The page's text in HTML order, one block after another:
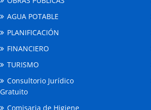
AGUA POTABLE
PLANIFICACIÓN
FINANCIERO
TURISMO
Consultorio Jurídico
Gratuito
Comisaria de Higiene